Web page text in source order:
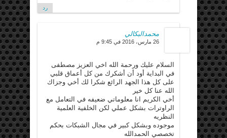
رد
محمدالبكالي
26 مارس، 2016 في 9:45 م
السلام عليك ورحمة الله اخي العزيز مصطفى
في البداية أود أن أشكرك من كل أعماق قلبي
على كل هذا الجهد الرائع شكرا لك أخي وجزاك
الله عنا كل خير
أخي الكريم انا معلوماتي ضعيفه في التعامل مع
الراوترات بشكل عملي لكن الخلفية العلمية
النظريه
موجوده وبشكل كبير في مجال الشبكات بحكم
تخصصي الحمدالله